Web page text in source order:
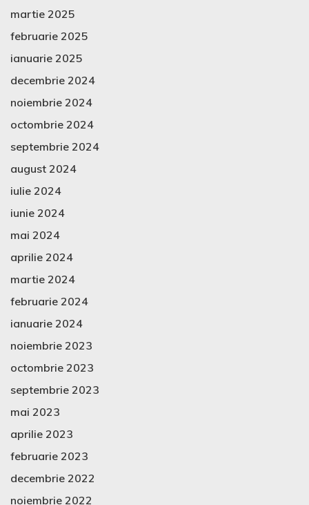
martie 2025
februarie 2025
ianuarie 2025
decembrie 2024
noiembrie 2024
octombrie 2024
septembrie 2024
august 2024
iulie 2024
iunie 2024
mai 2024
aprilie 2024
martie 2024
februarie 2024
ianuarie 2024
noiembrie 2023
octombrie 2023
septembrie 2023
mai 2023
aprilie 2023
februarie 2023
decembrie 2022
noiembrie 2022